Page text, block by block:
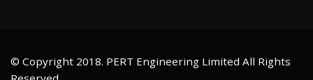
© Copyright 2018. PERT Engineering Limited All Rights